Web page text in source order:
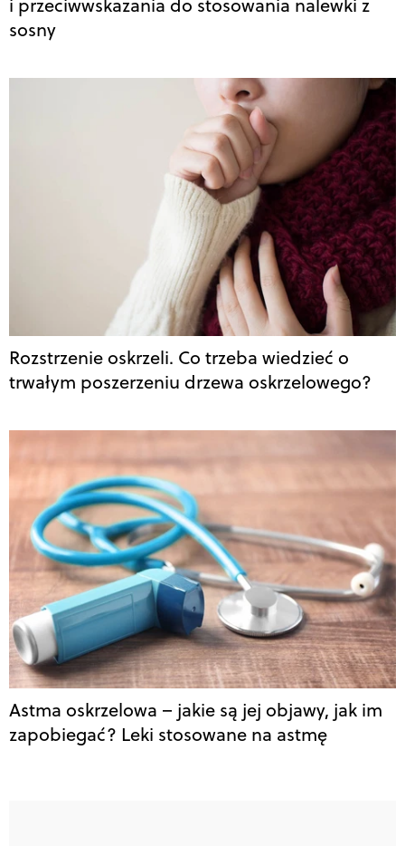
sosny
Rozstrzenie oskrzeli. Co trzeba wiedzieć o
trwałym poszerzeniu drzewa oskrzelowego?
Astma oskrzelowa – jakie są jej objawy, jak im
zapobiegać? Leki stosowane na astmę